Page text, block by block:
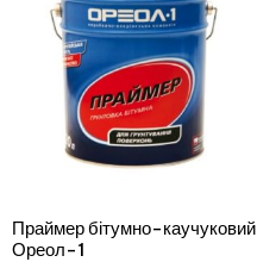
Праймер бітумно-каучуковий
Ореол-1